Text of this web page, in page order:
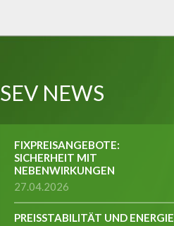
SEV NEWS
FIXPREISANGEBOTE:
SICHERHEIT MIT
NEBENWIRKUNGEN
27.04.2026
PREISSTABILITÄT UND ENERGIE